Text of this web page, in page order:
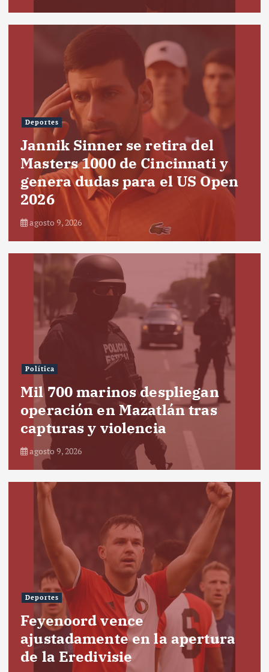
Deportes
Jannik Sinner se retira del
Masters 1000 de Cincinnati y
genera dudas para el US Open
2026
agosto 9, 2026
Política
Mil 700 marinos despliegan
operación en Mazatlán tras
capturas y violencia
agosto 9, 2026
Deportes
Feyenoord vence
ajustadamente en la apertura
de la Eredivisie